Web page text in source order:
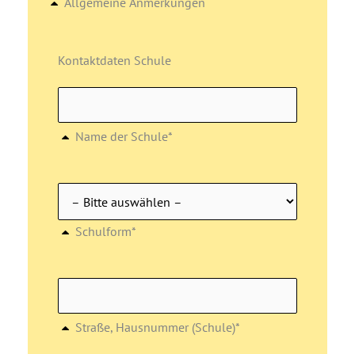
Kontaktdaten Schule
Name der Schule*
Schulform*
Straße, Hausnummer (Schule)*